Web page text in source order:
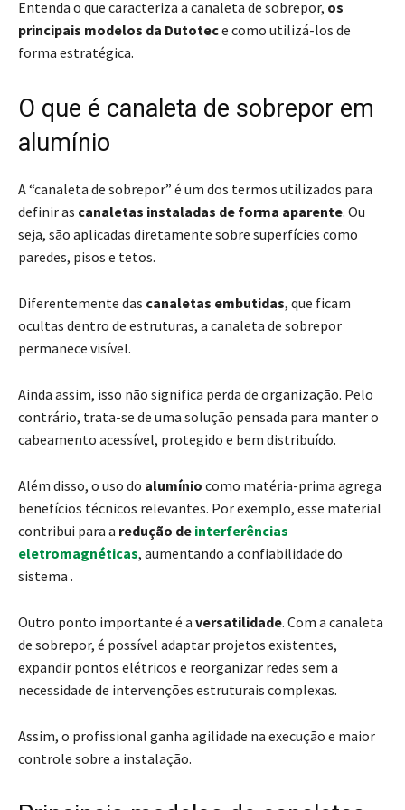
Entenda o que caracteriza a canaleta de sobrepor, os
principais modelos da Dutotece como utilizá-los de
forma estratégica.
O que é canaleta de sobrepor em
alumínio
A “canaleta de sobrepor” é um dos termos utilizados para
definir as canaletas instaladas de forma aparente. Ou
seja, são aplicadas diretamente sobre superfícies como
paredes, pisos e tetos.
Diferentemente das canaletas embutidas, que ficam
ocultas dentro de estruturas, a canaleta de sobrepor
permanece visível.
Ainda assim, isso não significa perda de organização. Pelo
contrário, trata-se de uma solução pensada para manter o
cabeamento acessível, protegido e bem distribuído.
Além disso, o uso do alumínio como matéria-prima agrega
benefícios técnicos relevantes. Por exemplo, esse material
contribui para a redução de interferências
eletromagnéticas, aumentando a confiabilidade do
sistema .
Outro ponto importante é a versatilidade. Com a canaleta
de sobrepor, é possível adaptar projetos existentes,
expandir pontos elétricos e reorganizar redes sem a
necessidade de intervenções estruturais complexas.
Assim, o profissional ganha agilidade na execução e maior
controle sobre a instalação.